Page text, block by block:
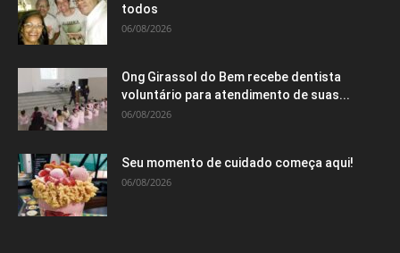
todos
06/08/2026
Ong Girassol do Bem recebe dentista
voluntário para atendimento de suas...
06/08/2026
Seu momento de cuidado começa aqui!
06/08/2026